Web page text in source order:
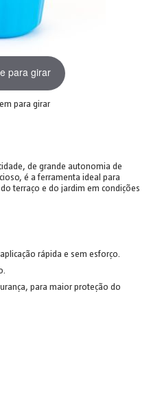
para girar
para girar
de grande autonomia de
é a ferramenta ideal para
terraço e do jardim em condições
rápida e sem esforço.
para maior proteção do